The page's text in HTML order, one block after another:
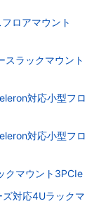
ロアマウント
スラックマウント
対応小型フロ
対応小型フロ
クマウント3PCIe
対応4Uラックマ